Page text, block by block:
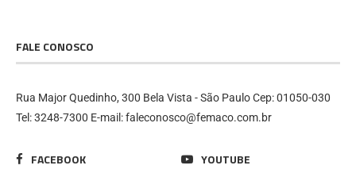
FALE CONOSCO
Rua Major Quedinho, 300 Bela Vista - São Paulo Cep: 01050-030
Tel: 3248-7300 E-mail: faleconosco@femaco.com.br
FACEBOOK YOUTUBE